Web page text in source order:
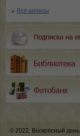
Все анонсы
© 2022, Воскресный день